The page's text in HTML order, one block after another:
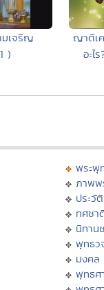
มเจริญ
)
ญาติเ
อะไ
พระพุ
ภาพพ
ประวั
ทศชา
นิทาน
พุทธว
มงคล
พุทธศ